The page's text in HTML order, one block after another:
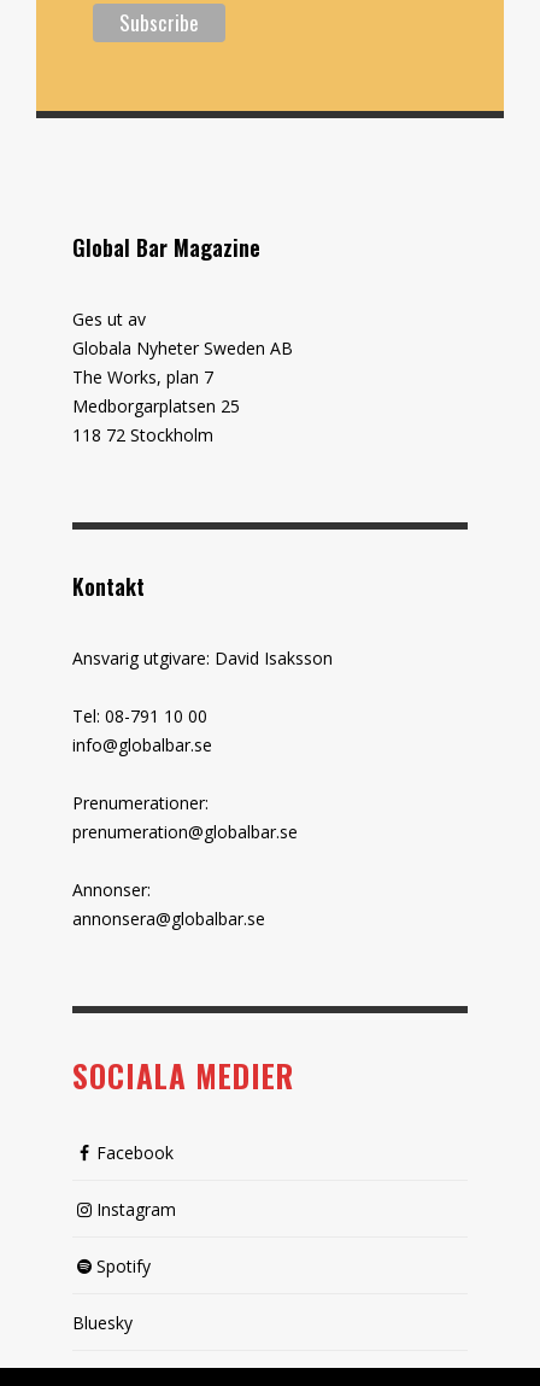
Global Bar Magazine
Ges ut av
Globala Nyheter Sweden AB
The Works, plan 7
Medborgarplatsen 25
118 72 Stockholm
Kontakt
Ansvarig utgivare: David Isaksson
Tel: 08-791 10 00
info@globalbar.se
Prenumerationer:
prenumeration@globalbar.se
Annonser:
annonsera@globalbar.se
SOCIALA MEDIER
Facebook
Instagram
Spotify
Bluesky